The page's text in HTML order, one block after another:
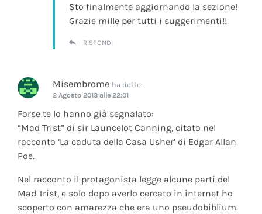
Sto finalmente aggiornando la sezione!
Grazie mille per tutti i suggerimenti!!
RISPONDI
Misembrome ha detto:
2 Agosto 2013 alle 22:01
Forse te lo hanno già segnalato:
“Mad Trist” di sir Launcelot Canning, citato nel
racconto ‘La caduta della Casa Usher’ di Edgar Allan
Poe.
Nel racconto il protagonista legge alcune parti del
Mad Trist, e solo dopo averlo cercato in internet ho
scoperto con amarezza che era uno pseudobiblium.